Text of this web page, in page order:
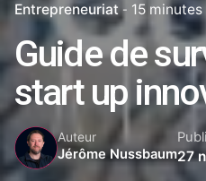
Entrepreneuriat 15
Guide de
start up
Auteur
Jérôme Nussbaum27